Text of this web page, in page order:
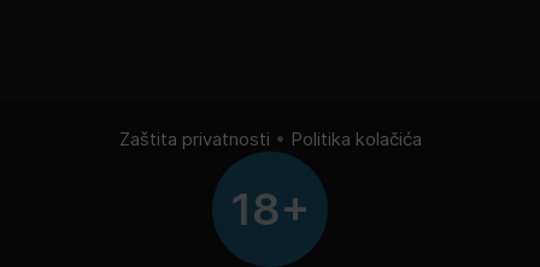
Zaštita privatnosti • Politika kolačića
18+